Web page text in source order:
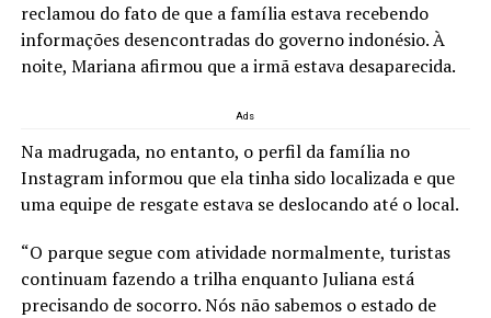
reclamou do fato de que a família estava recebendo
informações desencontradas do governo indonésio. À
noite, Mariana afirmou que a irmã estava desaparecida.
Ads
Na madrugada, no entanto, o perfil da família no
Instagram informou que ela tinha sido localizada e que
uma equipe de resgate estava se deslocando até o local.
“O parque segue com atividade normalmente, turistas
continuam fazendo a trilha enquanto Juliana está
precisando de socorro. Nós não sabemos o estado de